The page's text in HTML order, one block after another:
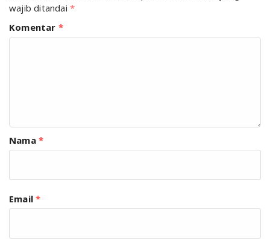
wajib ditandai *
Komentar *
Nama *
Email*